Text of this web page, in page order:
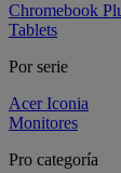
Chromebook
Tablets
Por serie
Acer Iconia
Monitores
Pro categoría